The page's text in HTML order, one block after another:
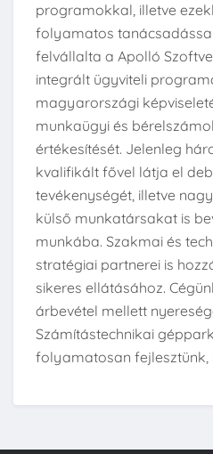
programokkal, illetve
folyamatos
felvállalta a Apolló
integrált ügyviteli
magyarországi
munkaügyi és
értékesítését. Jelenleg
kvalifikált fővel látja el
tevékenységét, illetve
külső munkatársakat is
munkába. Szakmai és
stratégiai partnerei is
sikeres ellátásához.
árbevétel mellett
Számítástechnikai
folyamatosan fejlesztünk,